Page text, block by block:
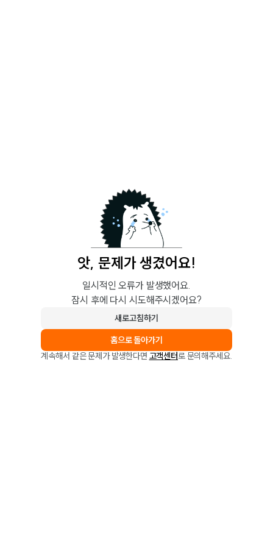
앗, 문제가 생겼어요!
일시적인 오류가 발생했어요.
잠시 후에 다시 시도해주시겠어요?
새로고침하기
홈으로 돌아가기
계속해서 같은 문제가 발생한다면 고객센터로 문의해주세요.